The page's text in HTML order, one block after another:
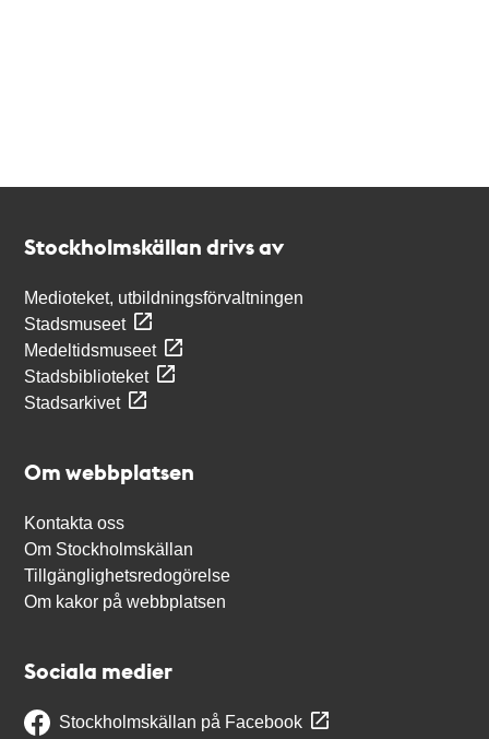
Stockholmskällan drivs av
Medioteket, utbildningsförvaltningen
Stadsmuseet
Medeltidsmuseet
Stadsbiblioteket
Stadsarkivet
Om webbplatsen
Kontakta oss
Om Stockholmskällan
Tillgänglighetsredogörelse
Om kakor på webbplatsen
Sociala medier
Stockholmskällan på Facebook